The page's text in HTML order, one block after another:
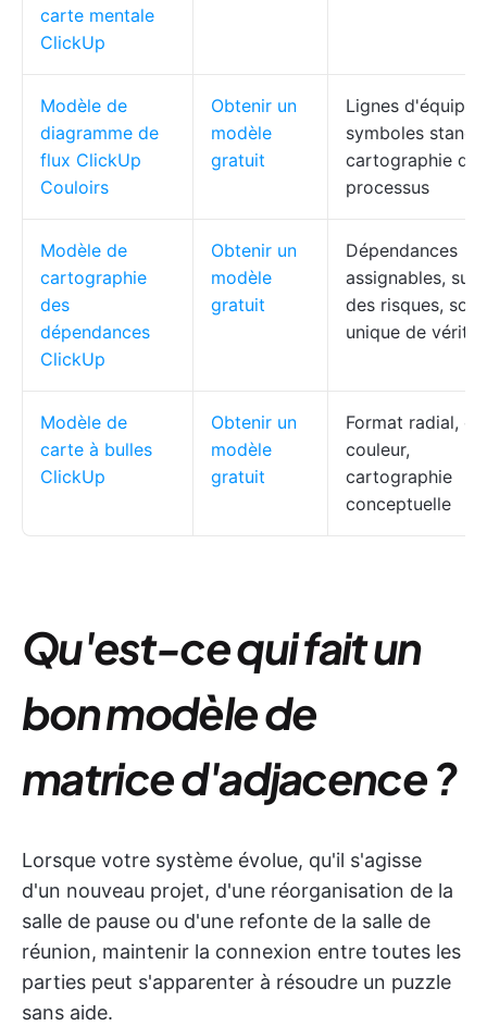
carte mentale
ClickUp
Modèle de
diagramme de
flux ClickUp
Couloirs
Obtenir un
modèle
gratuit
Lignes d'équipe,
symboles
cartographie des
processus
Modèle de
cartographie
des
dépendances
ClickUp
Obtenir un
modèle
gratuit
Dépendances
assignables, suivi
des risques,
unique de vérité
Modèle de
carte à bulles
ClickUp
Obtenir un
modèle
gratuit
Format radial,
couleur,
cartographie
conceptuelle
Qu'est-ce qui fait un
bon modèle de
matrice d'adjacence ?
Lorsque votre système évolue, qu'il s'agisse
d'un nouveau projet, d'une réorganisation de la
salle de pause ou d'une refonte de la salle de
réunion, maintenir la connexion entre toutes les
parties peut s'apparenter à résoudre un puzzle
sans aide.